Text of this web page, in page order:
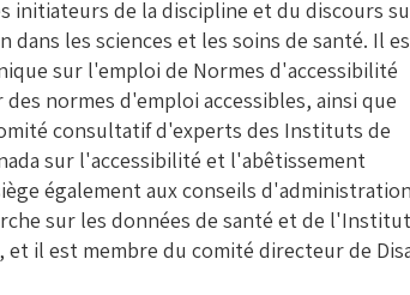
initiateurs de la discipline et du discours
les sciences et les soins de santé. Il
sur l'emploi de Normes d'accessibilité
normes d'emploi accessibles, ainsi que
consultatif d'experts des Instituts de
sur l'accessibilité et l'abêtissement
également aux conseils
sur les données de santé et de
et il est membre du comité directeur de